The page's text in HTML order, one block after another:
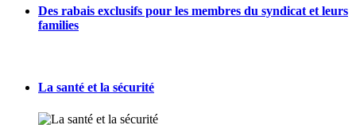
Des rabais exclusifs pour les membres du syndicat et leurs
families
La santé et la sécurité